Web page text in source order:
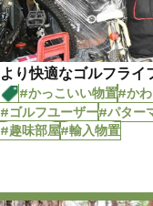
より快適なゴルフラ
#かっこいい物置#か
#ゴルフユーザー#パター
#趣味部屋#輸入物置